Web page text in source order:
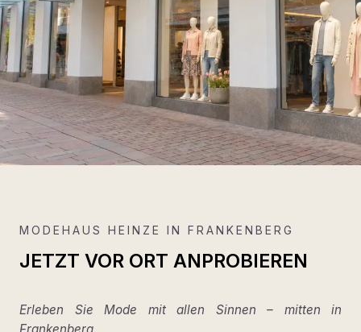
MODEHAUS HEINZE IN FRANKENBERG
JETZT VOR ORT ANPROBIEREN
Erleben Sie Mode mit allen Sinnen – mitten in